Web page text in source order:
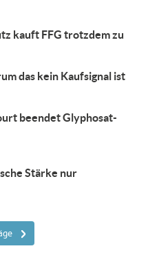
kauft FFG trotzdem zu
das kein Kaufsignal ist
beendet Glyphosat-
Stärke nur